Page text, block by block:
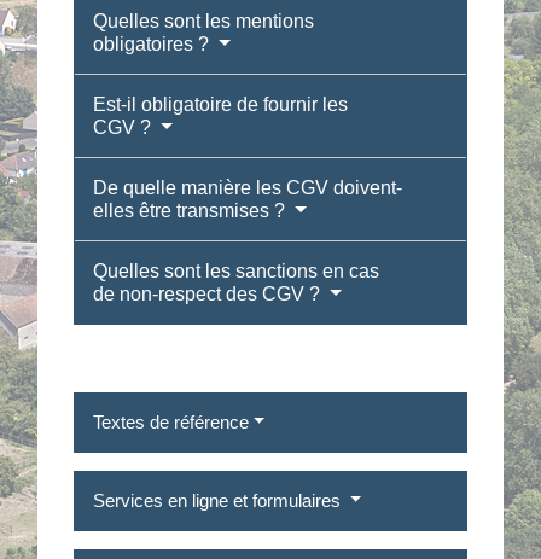
Quelles sont les mentions
obligatoires ?
Est-il obligatoire de fournir les
CGV ?
De quelle manière les CGV doivent-
elles être transmises ?
Quelles sont les sanctions en cas
de non-respect des CGV ?
Textes de référence
Services en ligne et formulaires